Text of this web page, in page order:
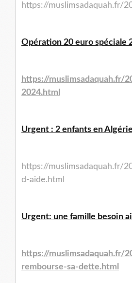
https://muslimsadaquah.fr/
Opération 20 euro spéciale
https://muslimsadaquah.fr/
2024.html
Urgent : 2 enfants en
https://muslimsadaquah.fr/
d-aide.html
Urgent: une famille besoin
https://muslimsadaquah.fr/
rembourse-sa-dette.html